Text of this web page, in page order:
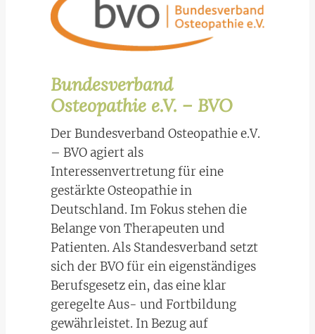
Bundesverband
Osteopathie e.V. – BVO
Der Bundesverband Osteopathie e.V.
– BVO agiert als
Interessenvertretung für eine
gestärkte Osteopathie in
Deutschland. Im Fokus stehen die
Belange von Therapeuten und
Patienten. Als Standesverband setzt
sich der BVO für ein eigenständiges
Berufsgesetz ein, das eine klar
geregelte Aus- und Fortbildung
gewährleistet. In Bezug auf